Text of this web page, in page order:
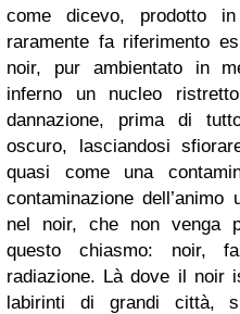
come dicevo, prodotto
raramente fa riferimento
noir, pur ambientato in
inferno un nucleo
dannazione, prima di
oscuro, lasciandosi
quasi come una
contaminazione dell’animo
nel noir, che non venga
questo chiasmo: noir,
radiazione. Là dove il noir
labirinti di grandi città,